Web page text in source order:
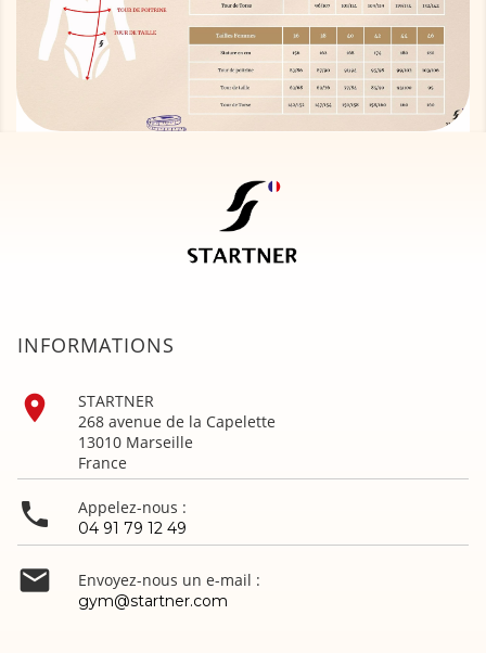
INFORMATIONS

STARTNER
268 avenue de la Capelette
13010 Marseille
France
 Appelez-nous :
04 91 79 12 49
 Envoyez-nous un e-mail :
gym@startner.com